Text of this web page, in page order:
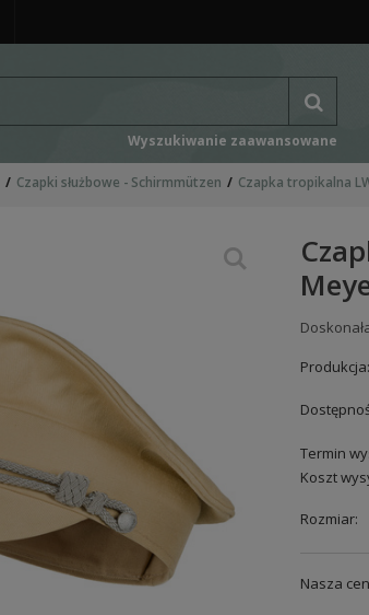
Wyszukiwanie zaawansowane
Czapki służbowe - Schirmmützen Czapka tropikalna
Produkcja:
Termin
Koszt
Rozmiar:
Nasza